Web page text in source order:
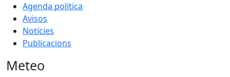
Agenda política
Avisos
Notícies
Publicacions
Meteo